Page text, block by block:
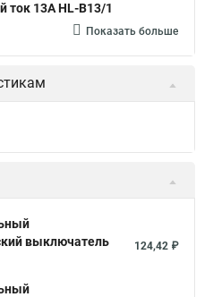
ток 13А HL-B13/1
Показать больше
выключатель
124,42 ₽